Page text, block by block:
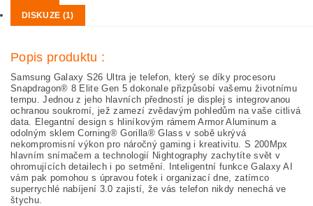
DISKUZE (1)
Popis produktu :
Samsung Galaxy S26 Ultra je telefon, který se díky procesoru
Snapdragon® 8 Elite Gen 5 dokonale přizpůsobí vašemu životnímu
tempu. Jednou z jeho hlavních předností je displej s integrovanou
ochranou soukromí, jež zamezí zvědavým pohledům na vaše citlivá
data. Elegantní design s hliníkovým rámem Armor Aluminum a
odolným sklem Corning® Gorilla® Glass v sobě ukrývá
nekompromisní výkon pro náročný gaming i kreativitu. S 200Mpx
hlavním snímačem a technologií Nightography zachytíte svět v
ohromujících detailech i po setmění. Inteligentní funkce Galaxy AI
vám pak pomohou s úpravou fotek i organizací dne, zatímco
superrychlé nabíjení 3.0 zajistí, že vás telefon nikdy nenechá ve
štychu.